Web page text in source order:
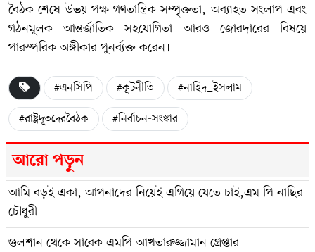
বৈঠক শেষে উভয় পক্ষ গণতান্ত্রিক সম্পৃক্ততা, অব্যাহত সংলাপ এবং
গঠনমূলক আন্তর্জাতিক সহযোগিতা আরও জোরদারের বিষয়ে
পারস্পরিক অঙ্গীকার পুনর্ব্যক্ত করেন।
#এনসিপি #কূটনীতি
#নাহিদ_ইসলাম
#রাষ্ট্রদূতদেরবৈঠক
#নির্বাচন-সংস্কার
আরো পড়ুন
আমি বড়ই একা, আপনাদের নিয়েই এগিয়ে যেতে চাই,এম পি নাছির
চৌধুরী
গুলশান থেকে সাবেক এমপি আখতারুজ্জামান গ্রেপ্তার